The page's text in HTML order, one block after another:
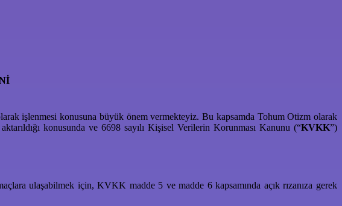
işlenmesi konusuna büyük önem vermekteyiz. Bu kapsamda Tohum Otizm olarak
konusunda ve 6698 sayılı Kişisel Verilerin Korunması Kanunu (“KVKK”)
ulaşabilmek için, KVKK madde 5 ve madde 6 kapsamında açık rızanıza gerek